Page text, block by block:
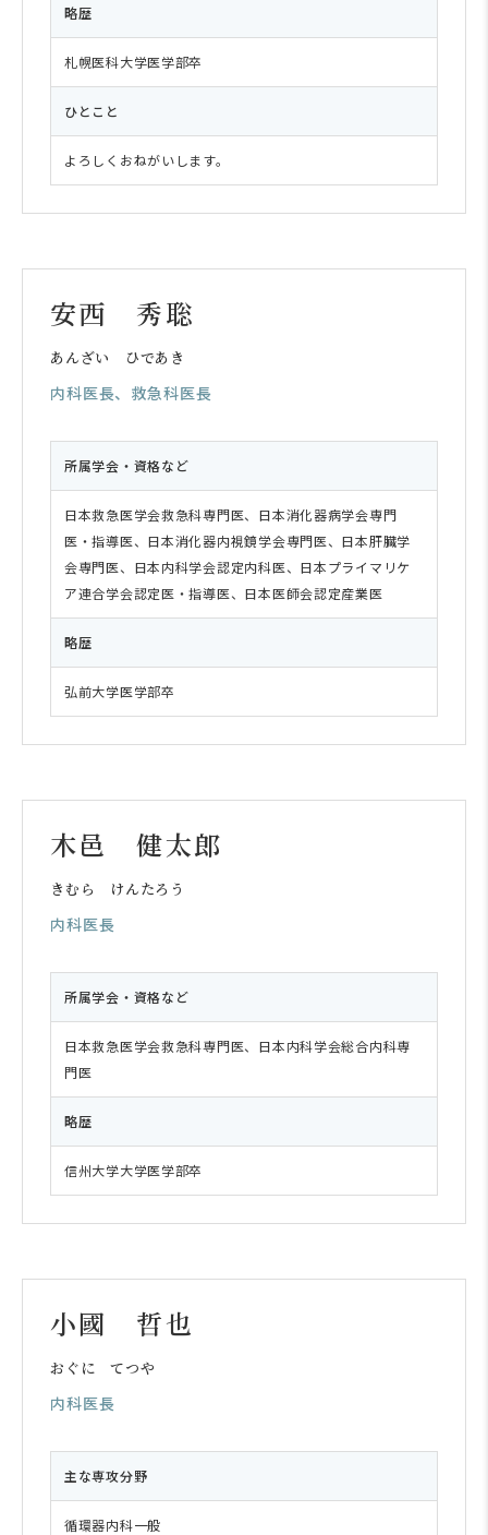
略歴
札幌医科大学医学部卒
ひとこと
よろしくおねがいします。
安西 秀聡
あんざい ひであき
内科医長、救急科医長
所属学会・資格など
日本救急医学会救急科専門医、日本消化器病学会専門
医・指導医、日本消化器内視鏡学会専門医、日本肝臓学
会専門医、日本内科学会認定内科医、日本プライマリケ
ア連合学会認定医・指導医、日本医師会認定産業医
略歴
弘前大学医学部卒
木邑 健太郎
きむら けんたろう
内科医長
所属学会・資格など
日本救急医学会救急科専門医、日本内科学会総合内科専
門医
略歴
信州大学大学医学部卒
小國 哲也
おぐに てつや
内科医長
主な専攻分野
循環器内科一般